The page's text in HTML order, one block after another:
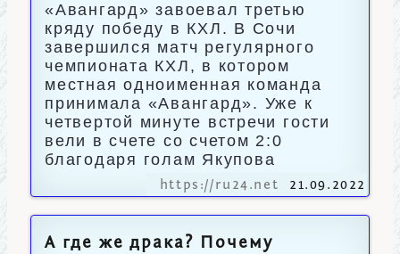
«Авангард» завоевал третью
кряду победу в КХЛ. В Сочи
завершился матч регулярного
чемпионата КХЛ, в котором
местная одноименная команда
принимала «Авангард». Уже к
четвертой минуте встречи гости
вели в счете со счетом 2:0
благодаря голам Якупова
https://ru24.net 21.09.2022
А где же драка? Почему